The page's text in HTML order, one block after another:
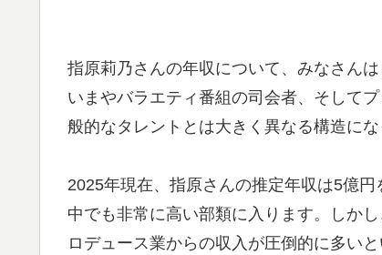
指原莉乃さんの年収について、みなさん
いまやバラエティ番組の司会者、そして
般的なタレントとは大きく異なる構造にな
2025年現在、指原さんの推定年収は5億
中でも非常に高い部類に入ります。しか
ロデュース業からの収入が圧倒的に多い